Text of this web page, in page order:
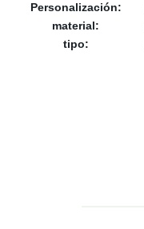
Personalización:
material:
tipo: